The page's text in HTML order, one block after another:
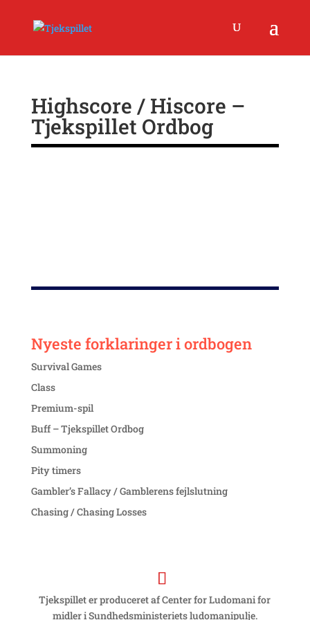
Highscore / Hiscore –
Tjekspillet Ordbog
Nyeste forklaringer i ordbogen
Survival Games
Class
Premium-spil
Buff – Tjekspillet Ordbog
Summoning
Pity timers
Gambler’s Fallacy / Gamblerens fejlslutning
Chasing / Chasing Losses
Tjekspillet er produceret af Center for Ludomani for
midler i Sundhedsministeriets ludomanipulje.